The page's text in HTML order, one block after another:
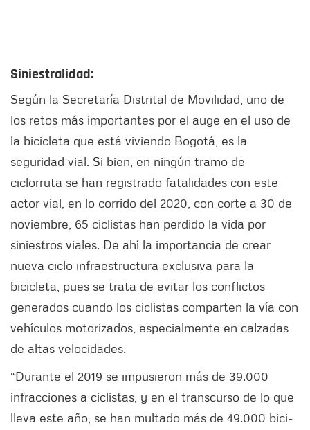
Siniestralidad:
Según la Secretaría Distrital de Movilidad, uno de
los retos más importantes por el auge en el uso de
la bicicleta que está viviendo Bogotá, es la
seguridad vial. Si bien, en ningún tramo de
ciclorruta se han registrado fatalidades con este
actor vial, en lo corrido del 2020, con corte a 30 de
noviembre, 65 ciclistas han perdido la vida por
siniestros viales. De ahí la importancia de crear
nueva ciclo infraestructura exclusiva para la
bicicleta, pues se trata de evitar los conflictos
generados cuando los ciclistas comparten la vía con
vehículos motorizados, especialmente en calzadas
de altas velocidades.
“Durante el 2019 se impusieron más de 39.000
infracciones a ciclistas, y en el transcurso de lo que
lleva este año, se han multado más de 49.000 bici-